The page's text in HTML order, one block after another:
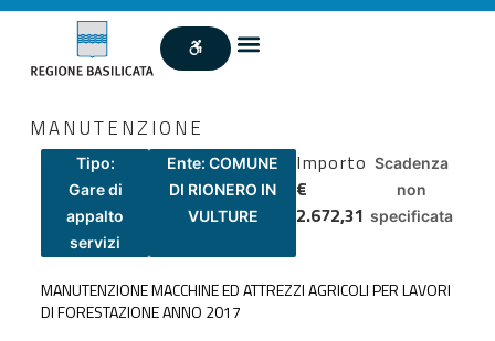
MANUTENZIONE
Tipo:
Gare di
appalto
servizi
Ente: COMUNE
DI RIONERO IN
VULTURE
Importo
€
2.672,31
Scadenza
non
specificata
MANUTENZIONE MACCHINE ED ATTREZZI AGRICOLI PER LAVORI
DI FORESTAZIONE ANNO 2017